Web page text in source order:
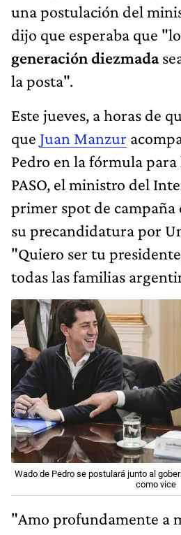
una postulación del
dijo que esperaba que
generación diezmada
la posta".
Este jueves, a horas de
que Juan Manzur
Pedro en la fórmula para
PASO, el ministro del
primer spot de
su precandidatura por
"Quiero ser tu
todas las familias
Wado de Pedro se postulará junto al
como vice
"Amo profundamente a